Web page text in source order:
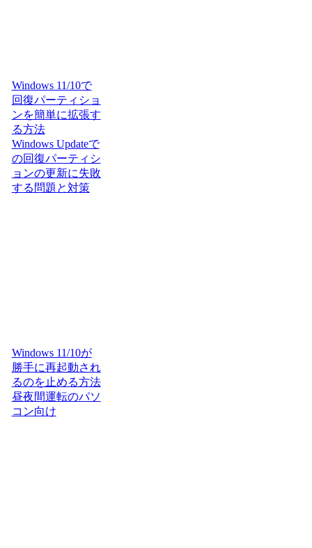
Windows 11/10で
回復パーティショ
ンを簡単に拡張す
る方法
Windows Updateで
の回復パーティシ
ョンの更新に失敗
する問題と対策
Windows 11/10が
勝手に再起動され
るのを止める方法
昼夜間運転のパソ
コン向け